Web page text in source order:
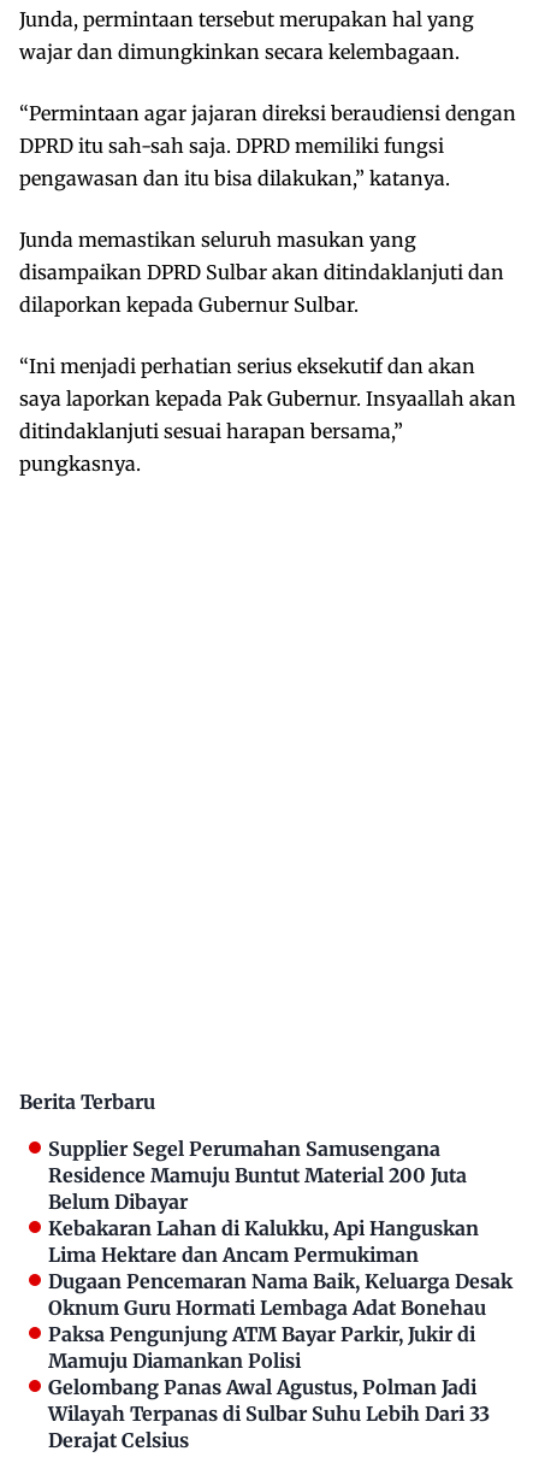
Junda, permintaan tersebut merupakan hal yang
wajar dan dimungkinkan secara kelembagaan.
“Permintaan agar jajaran direksi beraudiensi dengan
DPRD itu sah-sah saja. DPRD memiliki fungsi
pengawasan dan itu bisa dilakukan,” katanya.
Junda memastikan seluruh masukan yang
disampaikan DPRD Sulbar akan ditindaklanjuti dan
dilaporkan kepada Gubernur Sulbar.
“Ini menjadi perhatian serius eksekutif dan akan
saya laporkan kepada Pak Gubernur. Insyaallah akan
ditindaklanjuti sesuai harapan bersama,”
pungkasnya.
Berita Terbaru
Supplier Segel Perumahan Samusengana
Residence Mamuju Buntut Material 200 Juta
Belum Dibayar
Kebakaran Lahan di Kalukku, Api Hanguskan
Lima Hektare dan Ancam Permukiman
Dugaan Pencemaran Nama Baik, Keluarga Desak
Oknum Guru Hormati Lembaga Adat Bonehau
Paksa Pengunjung ATM Bayar Parkir, Jukir di
Mamuju Diamankan Polisi
Gelombang Panas Awal Agustus, Polman Jadi
Wilayah Terpanas di Sulbar Suhu Lebih Dari 33
Derajat Celsius